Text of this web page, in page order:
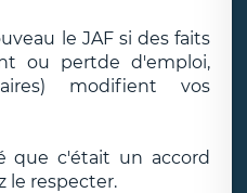
le JAF si des faits
ou pertde d'emploi,
modifient vos
que c'était un accord
le respecter.